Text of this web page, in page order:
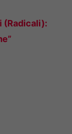
(Radicali):